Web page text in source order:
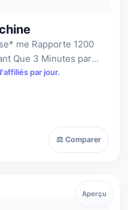
me Rapporte 1200
Que 3 Minutes par
... par jour.
⚖ Comparer
Aperçu